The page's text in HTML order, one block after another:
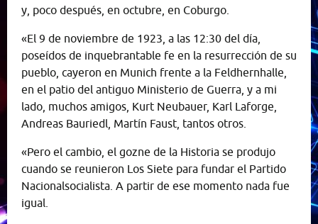
y, poco después, en octubre, en Coburgo.
«El 9 de noviembre de 1923, a las 12:30 del día,
poseídos de inquebrantable fe en la resurrección de su
pueblo, cayeron en Munich frente a la Feldhernhalle,
en el patio del antiguo Ministerio de Guerra, y a mi
lado, muchos amigos, Kurt Neubauer, Karl Laforge,
Andreas Bauriedl, Martín Faust, tantos otros.
«Pero el cambio, el gozne de la Historia se produjo
cuando se reunieron Los Siete para fundar el Partido
Nacionalsocialista. A partir de ese momento nada fue
igual.